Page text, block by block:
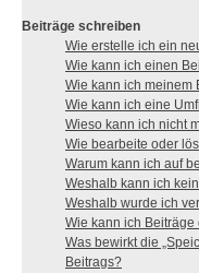
Beiträge schreiben
Wie erstelle ich ein
Wie kann ich einen
Wie kann ich meinem
Wie kann ich eine
Wieso kann ich nicht
Wie bearbeite oder
Warum kann ich auf
Weshalb kann ich
Weshalb wurde ich
Wie kann ich
Was bewirkt die
Beitrags?